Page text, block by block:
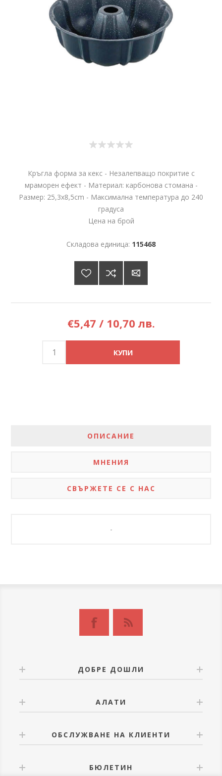
Кръгла форма за кекс - Незалепващо покритие с
мраморен ефект - Материал: карбонова стомана -
Размер: 25,3х8,5cm - Максимална температура до 240
градуса
Цена на брой
Складова единица: 115468
€5,47 / 10,70 лв.
ОПИСАНИЕ
МНЕНИЯ
СВЪРЖЕТЕ СЕ С НАС
-
ДОБРЕ ДОШЛИ
АЛАТИ
ОБСЛУЖВАНЕ НА КЛИЕНТИ
БЮЛЕТИН